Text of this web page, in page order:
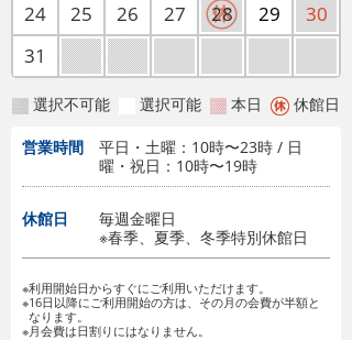
24
25 26 27 28 29
30
31
選択不可能 選択可能 本日 休館日
営業時間
平日・土曜：10時〜23時 / 日
曜・祝日：10時〜19時
休館日
毎週金曜日
※春季、夏季、冬季特別休館日
※利用開始日からすぐにご利用いただけます。
※16日以降にご利用開始の方は、その月の会費が半額と
なります。
※月会費は日割りにはなりません。